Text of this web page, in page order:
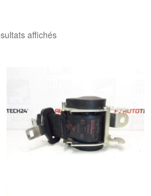
affichésTrié
plus
ancien